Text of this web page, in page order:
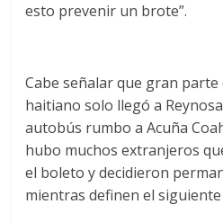
esto prevenir un brote”.
Cabe señalar que gran
haitiano solo llegó a
autobús rumbo a Acuña
hubo muchos extranjeros
el boleto y decidieron
mientras definen el